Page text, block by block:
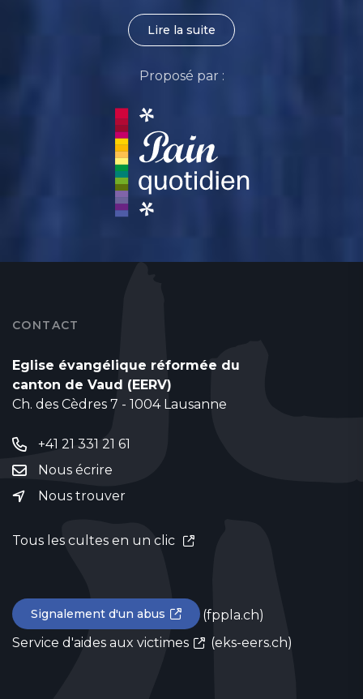
Lire la suite
Proposé par :
CONTACT
Eglise évangélique réformée du
canton de Vaud (EERV)
Ch. des Cèdres 7 - 1004 Lausanne
+41 21 331 21 61
Nous écrire
Nous trouver
Tous les cultes en un clic
Signalement d'un abus
(fppla.ch)
Service d'aides aux victimes
(eks-eers.ch)